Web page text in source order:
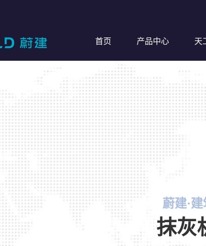
首页 产品中心 天
蔚建·
抹灰